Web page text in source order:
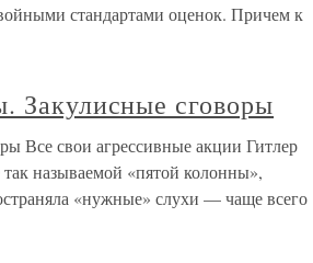
стандартами оценок. Причем к
Закулисные сговоры
Все свои агрессивные акции Гитлер
называемой «пятой колонны»,
«нужные» слухи — чаще всего